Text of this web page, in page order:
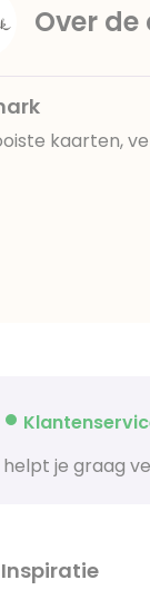
Over
kaarten,
helpt je graag
Inspiratie